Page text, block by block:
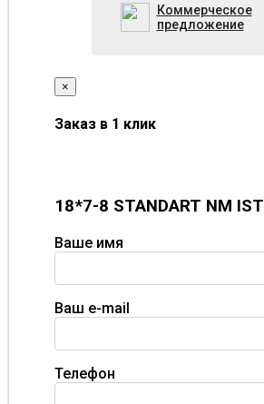
Коммерческое
предложение
×
Заказ в 1 клик
18*7-8 STANDART NM IST
Ваше имя
Ваш e-mail
Телефон